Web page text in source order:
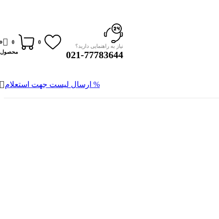
نیاز به راهنمایی دارید؟
021-77783644
0
0
محصول
% ارسال لیست جهت استعلام